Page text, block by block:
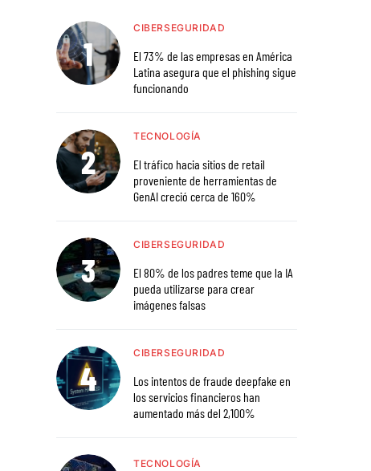
CIBERSEGURIDAD
El 73% de las empresas en América
Latina asegura que el phishing sigue
funcionando
TECNOLOGÍA
El tráfico hacia sitios de retail
proveniente de herramientas de
GenAI creció cerca de 160%
CIBERSEGURIDAD
El 80% de los padres teme que la IA
pueda utilizarse para crear
imágenes falsas
CIBERSEGURIDAD
Los intentos de fraude deepfake en
los servicios financieros han
aumentado más del 2,100%
TECNOLOGÍA